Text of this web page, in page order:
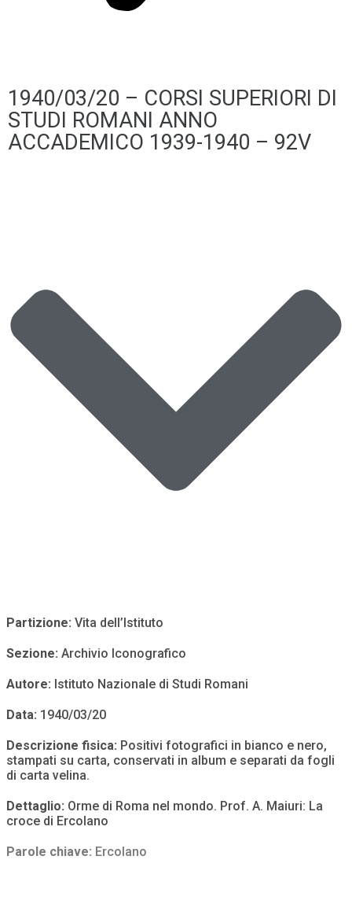
1940/03/20 – CORSI SUPERIORI DI
STUDI ROMANI ANNO
ACCADEMICO 1939-1940 – 92V
Partizione: Vita dell’Istituto
Sezione: Archivio Iconografico
Autore: Istituto Nazionale di Studi Romani
Data: 1940/03/20
Descrizione fisica: Positivi fotografici in bianco e nero,
stampati su carta, conservati in album e separati da fogli
di carta velina.
Dettaglio: Orme di Roma nel mondo. Prof. A. Maiuri: La
croce di Ercolano
Parole chiave: Ercolano